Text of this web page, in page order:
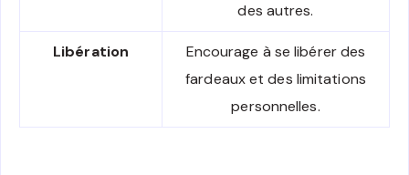
des autres.
Libération
Encourage à se libérer des
fardeaux et des limitations
personnelles.